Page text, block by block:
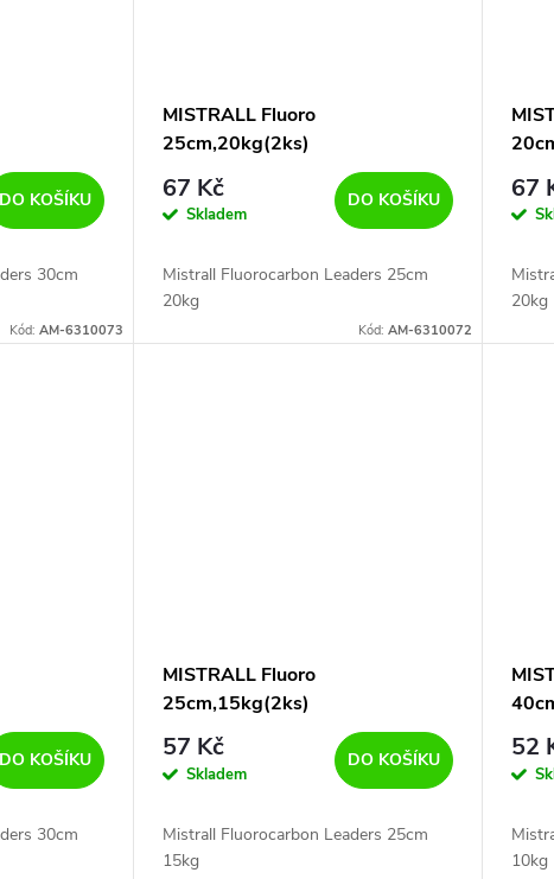
DO KOŠÍKU
30cm
Kód: AM-6310073
MISTRALL Fluoro
25cm,20kg(2ks)
67 Kč
Skladem
DO KOŠÍKU
Mistrall Fluorocarbon Leaders 25cm
20kg
Kód: AM-6310072
67
20kg
DO KOŠÍKU
30cm
MISTRALL Fluoro
25cm,15kg(2ks)
57 Kč
Skladem
DO KOŠÍKU
Mistrall Fluorocarbon Leaders 25cm
15kg
52
10kg